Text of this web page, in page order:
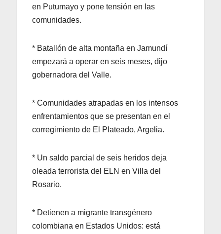
en Putumayo y pone tensión en las
comunidades.
* Batallón de alta montaña en Jamundí
empezará a operar en seis meses, dijo
gobernadora del Valle.
* Comunidades atrapadas en los intensos
enfrentamientos que se presentan en el
corregimiento de El Plateado, Argelia.
* Un saldo parcial de seis heridos deja
oleada terrorista del ELN en Villa del
Rosario.
* Detienen a migrante transgénero
colombiana en Estados Unidos: está